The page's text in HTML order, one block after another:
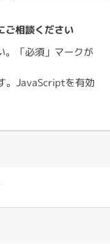
ご相談ください
。「必須」マークが
。JavaScriptを有効